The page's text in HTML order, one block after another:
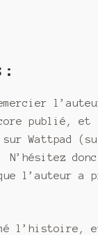
:
publié,
sur Wattpad
N’hésitez
l’auteur a
l’histoire, et